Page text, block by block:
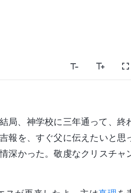
局、神学校に三年通って、終
報を、すぐ父に伝えたいと思
深かった。敬虔なクリスチャ